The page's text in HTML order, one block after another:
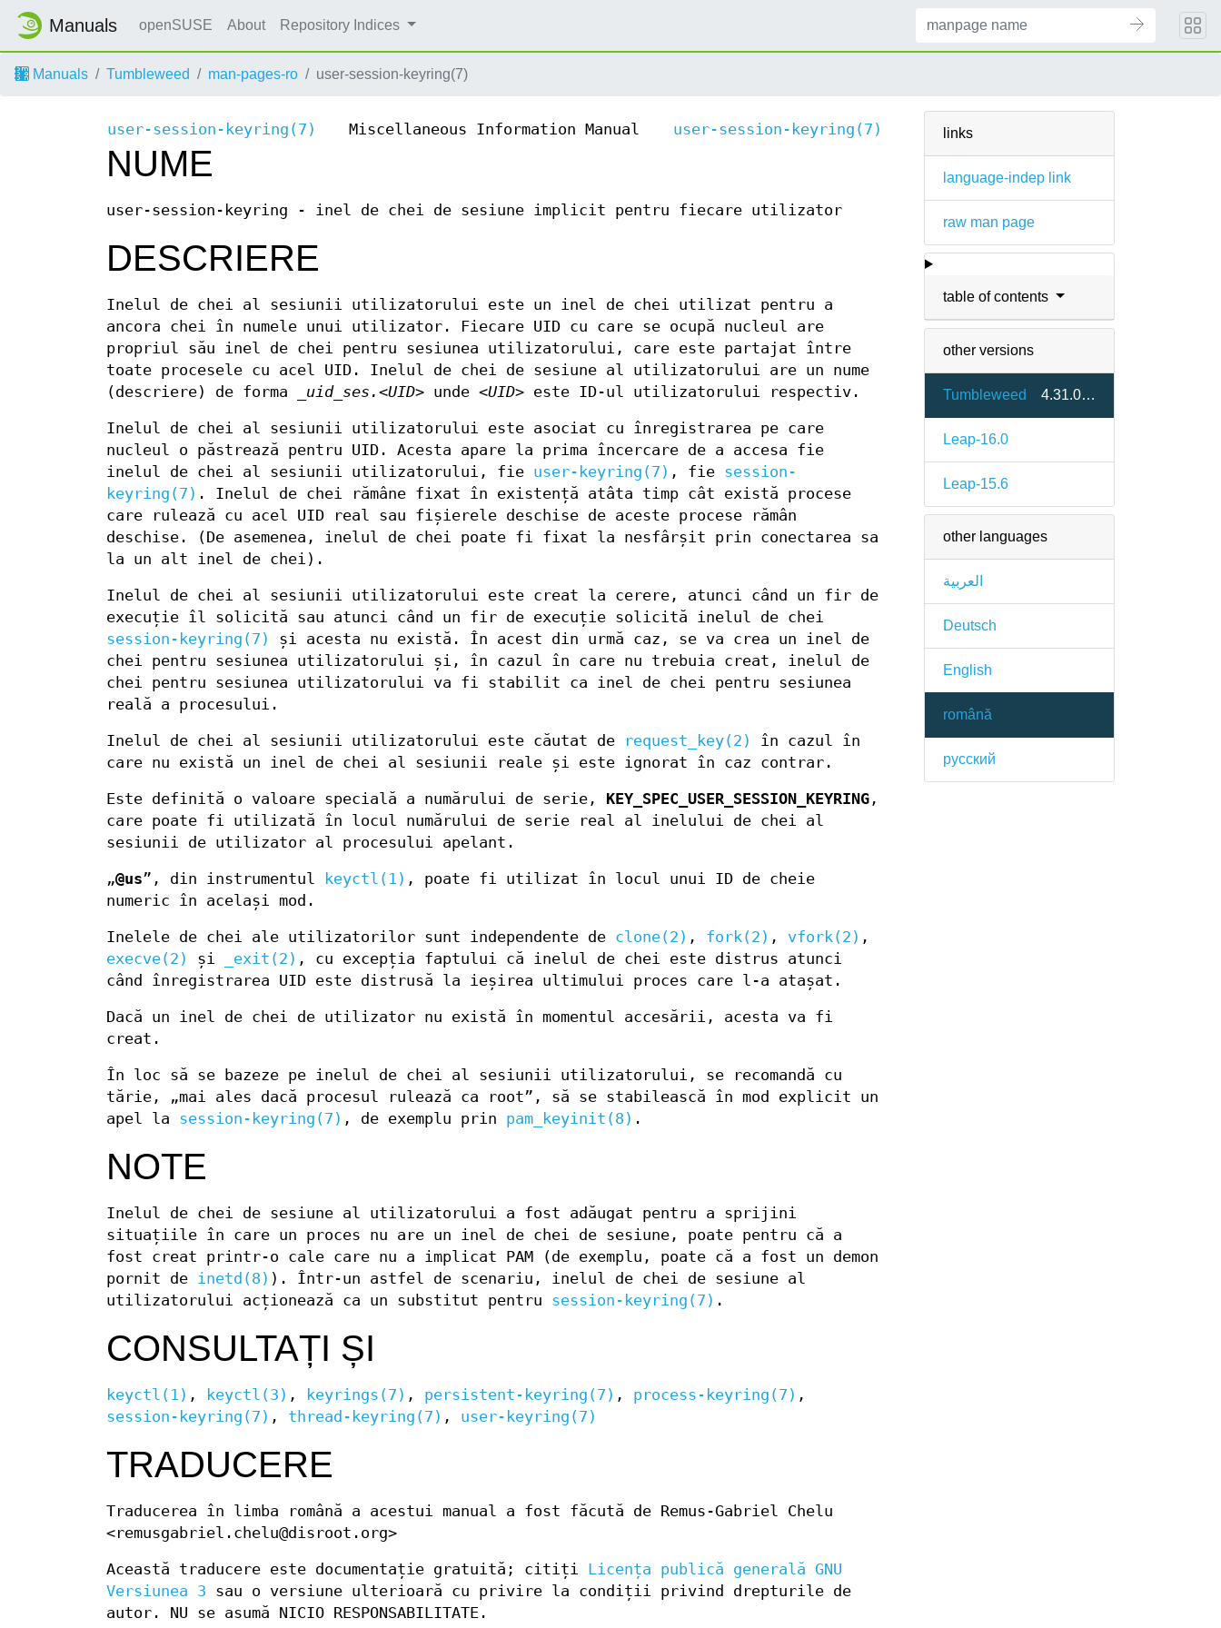
Manuals openSUSE About Repository Indices
Manuals Tumbleweed man-pages-ro user-session-keyring(7)
links
language-indep link
raw man page
table of contents
other versions
Tumbleweed 4.31.0-1.2
Leap-16.0
Leap-15.6
other languages
العربية
Deutsch
English
română
русский
user-session-keyring(7) Miscellaneous Information Manual user-session-keyring(7)
NUME
user-session-keyring - inel de chei de sesiune implicit pentru fiecare utilizator
DESCRIERE
Inelul de chei al sesiunii utilizatorului este un inel de chei utilizat pentru a
ancora chei în numele unui utilizator. Fiecare UID cu care se ocupă nucleul are
propriul său inel de chei pentru sesiunea utilizatorului, care este partajat între
toate procesele cu acel UID. Inelul de chei de sesiune al utilizatorului are un nume
(descriere) de forma
_uid_ses.<UID> unde <UID> este ID-ul utilizatorului respectiv.
Inelul de chei al sesiunii utilizatorului este asociat cu înregistrarea pe care
nucleul o păstrează pentru UID. Acesta apare la prima încercare de a accesa fie
inelul de chei al sesiunii utilizatorului, fie user-keyring(7) , fie session-
keyring(7) . Inelul de chei rămâne fixat în existență atâta timp cât există procese
care rulează cu acel UID real sau fișierele deschise de aceste procese rămân
deschise. (De asemenea, inelul de chei poate fi fixat la nesfârșit prin conectarea sa
la un alt inel de chei).
Inelul de chei al sesiunii utilizatorului este creat la cerere, atunci când un fir de
execuție îl solicită sau atunci când un fir de execuție solicită inelul de chei
session-keyring(7)
și acesta nu există. În acest din urmă caz, se va crea un inel de
chei pentru sesiunea utilizatorului și, în cazul în care nu trebuia creat, inelul de
chei pentru sesiunea utilizatorului va fi stabilit ca inel de chei pentru sesiunea
reală a procesului.
Inelul de chei al sesiunii utilizatorului este căutat de request_key(2)
în cazul în
care nu există un inel de chei al sesiunii reale și este ignorat în caz contrar.
Este definită o valoare specială a numărului de serie, KEY_SPEC_USER_SESSION_KEYRING ,
care poate fi utilizată în locul numărului de serie real al inelului de chei al
sesiunii de utilizator al procesului apelant.
„@us”, din instrumentul keyctl(1) , poate fi utilizat în locul unui ID de cheie
numeric în același mod.
Inelele de chei ale utilizatorilor sunt independente de clone(2) , fork(2) , vfork(2) ,
execve(2)
și _exit(2) , cu excepția faptului că inelul de chei este distrus atunci
când înregistrarea UID este distrusă la ieșirea ultimului proces care l-a atașat.
Dacă un inel de chei de utilizator nu există în momentul accesării, acesta va fi
creat.
În loc să se bazeze pe inelul de chei al sesiunii utilizatorului, se recomandă cu
tărie, „mai ales dacă procesul rulează ca root”, să se stabilească în mod explicit un
apel la session-keyring(7) , de exemplu prin pam_keyinit(8) .
NOTE
Inelul de chei de sesiune al utilizatorului a fost adăugat pentru a sprijini
situațiile în care un proces nu are un inel de chei de sesiune, poate pentru că a
fost creat printr-o cale care nu a implicat PAM (de exemplu, poate că a fost un demon
pornit de inetd(8) ). Într-un astfel de scenariu, inelul de chei de sesiune al
utilizatorului acționează ca un substitut pentru session-keyring(7) .
CONSULTAȚI ȘI
keyctl(1) , keyctl(3) , keyrings(7) , persistent-keyring(7) , process-keyring(7) ,
session-keyring(7) , thread-keyring(7) , user-keyring(7)
TRADUCERE
Traducerea în limba română a acestui manual a fost făcută de Remus-Gabriel Chelu
<remusgabriel.chelu@disroot.org>
Această traducere este documentație gratuită; citiți
Licența publică generală GNU
Versiunea 3 sau o versiune ulterioară cu privire la condiții privind drepturile de
autor. NU se asumă NICIO RESPONSABILITATE.